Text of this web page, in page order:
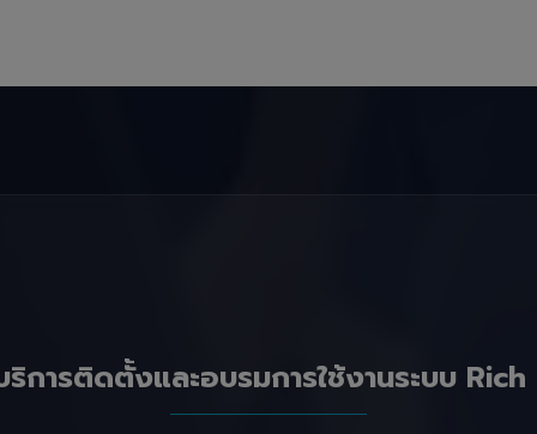
ริการติดตั้งและอบรมการใช้งานระบบ Rich